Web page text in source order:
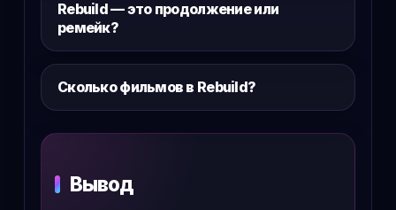
Rebuild — это продолжение или
ремейк?
Сколько фильмов в Rebuild?
Вывод